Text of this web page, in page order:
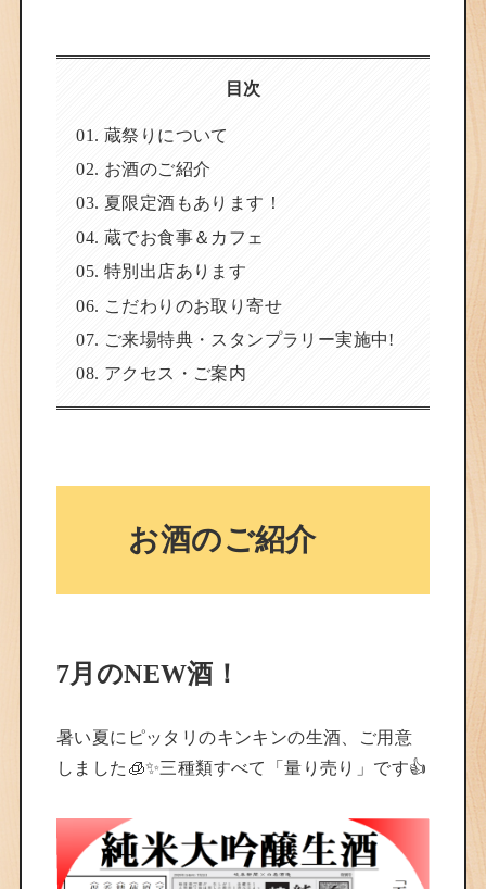
目次
蔵祭りについて
お酒のご紹介
夏限定酒もあります！
蔵でお食事＆カフェ
特別出店あります
こだわりのお取り寄せ
ご来場特典・スタンプラリー実施中!
アクセス・ご案内
お酒のご紹介
7月のNEW酒！
暑い夏にピッタリのキンキンの生酒、ご用意
しました🧊✨三種類すべて「量り売り」です👍